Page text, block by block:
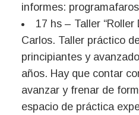
informes:
17 hs – Taller “Roller
Carlos. Taller práctico
principiantes y
años. Hay que contar
avanzar y frenar de
espacio de práctica